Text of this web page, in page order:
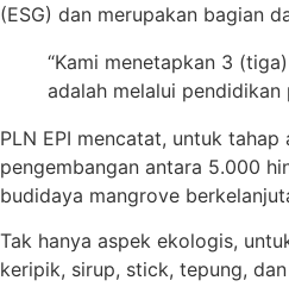
(ESG) dan merupakan bagian
“Kami menetapkan 3
adalah melalui
PLN EPI mencatat, untuk
pengembangan antara 5.000
budidaya mangrove
Tak hanya aspek ekologis,
keripik, sirup, stick, tepung,